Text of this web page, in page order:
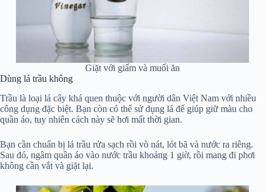
Giặt với giấm và muối ăn
Dùng lá trầu không
Trầu là loại lá cây khá quen thuộc với người dân Việt Nam với nhiều
công dụng đặc biệt. Bạn còn có thể sử dụng lá để giúp giữ màu cho
quần áo, tuy nhiên cách này sẽ hơi mất thời gian.
Bạn cần chuẩn bị lá trầu rửa sạch rồi vò nát, lót bã và nước ra riêng.
Sau đó, ngâm quần áo vào nước trầu khoảng 1 giờ, rồi mang đi phơi
không cần vắt và giặt lại.